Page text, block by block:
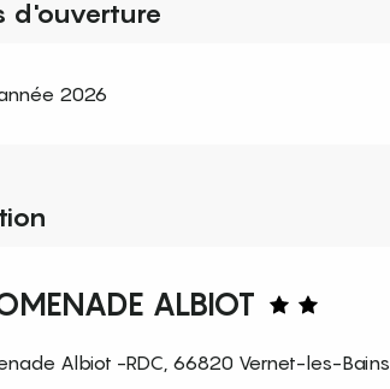
d'ouverture
2026
ALBIOT
Albiot -RDC, 66820 Vernet-les-Bains